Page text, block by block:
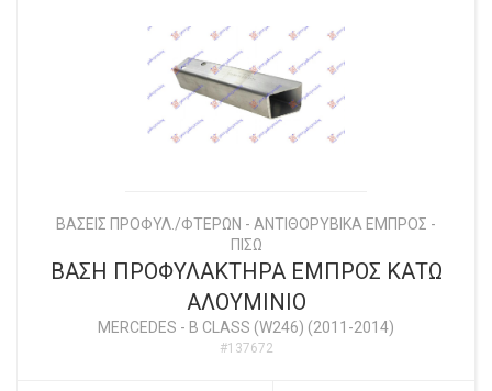
ΒΑΣΕΙΣ ΠΡΟΦΥΛ./ΦΤΕΡΩΝ - ΑΝΤΙΘΟΡΥΒΙΚΑ ΕΜΠΡΟΣ -
ΠΙΣΩ
ΒΑΣΗ ΠΡΟΦΥΛΑΚΤΗΡΑ ΕΜΠΡΟΣ ΚΑΤΩ
ΑΛΟΥΜΙΝΙΟ
MERCEDES - B CLASS (W246) (2011-2014)
#137672